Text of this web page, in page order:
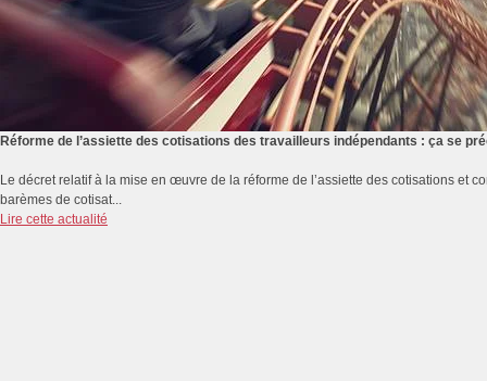
Réforme de l’assiette des cotisations des travailleurs indépendants : ça se
Le décret relatif à la mise en œuvre de la réforme de l’assiette des cotisations et
barèmes de cotisat...
Lire cette actualité